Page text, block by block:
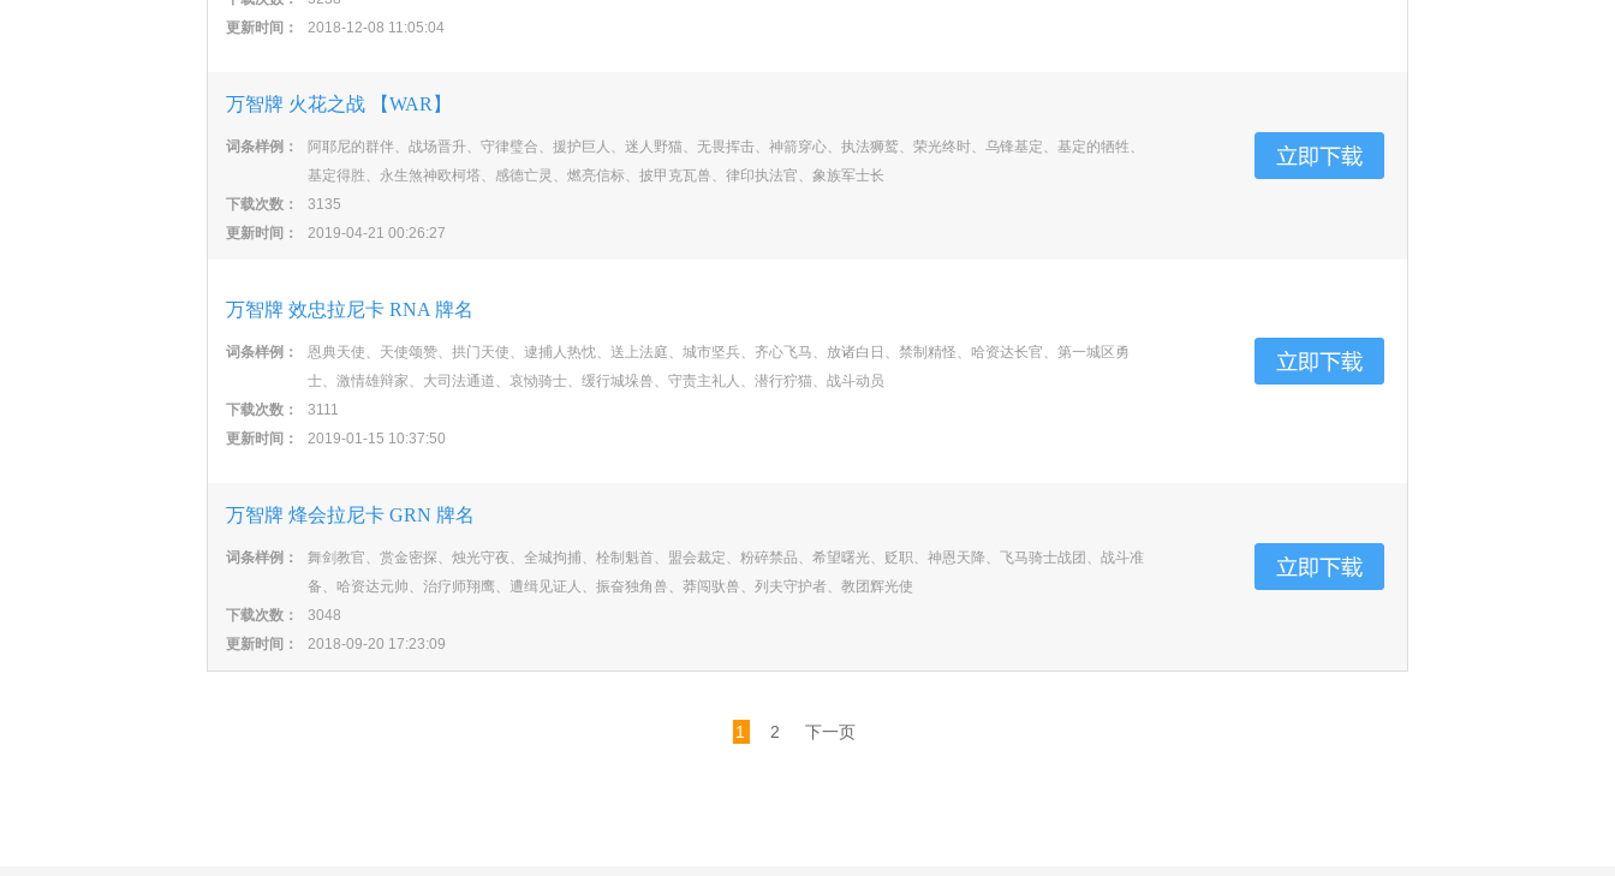
更新时间：
2018-12-08 11:05:04
万智牌 火花之战 【WAR】
词条样例：
阿耶尼的群伴、战场晋升、守律璧合、援护巨人、迷人野猫、无畏挥击、神箭穿心、执法狮鹫、荣光终时、乌锋基定、基定的牺牲、
基定得胜、永生煞神欧柯塔、感德亡灵、燃亮信标、披甲克瓦兽、律印执法官、象族军士长
下载次数：
3135
更新时间：
2019-04-21 00:26:27
万智牌 效忠拉尼卡 RNA 牌名
词条样例：
恩典天使、天使颂赞、拱门天使、逮捕人热忱、送上法庭、城市坚兵、齐心飞马、放诸白日、禁制精怪、哈资达长官、第一城区勇
士、激情雄辩家、大司法通道、哀恸骑士、缓行城垛兽、守责主礼人、潜行狞猫、战斗动员
下载次数：
3111
更新时间：
2019-01-15 10:37:50
万智牌 烽会拉尼卡 GRN 牌名
词条样例：
舞剑教官、赏金密探、烛光守夜、全城拘捕、栓制魁首、盟会裁定、粉碎禁品、希望曙光、贬职、神恩天降、飞马骑士战团、战斗准
备、哈资达元帅、治疗师翔鹰、遭缉见证人、振奋独角兽、莽闯驮兽、列夫守护者、教团辉光使
下载次数：
3048
更新时间：
2018-09-20 17:23:09
1 2 下一页